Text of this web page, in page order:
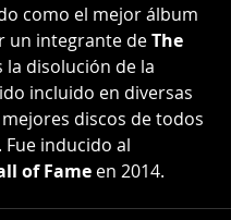
como el mejor álbum
un integrante de The
la disolución de la
incluido en diversas
discos de todos
inducido al
of Fame en 2014.